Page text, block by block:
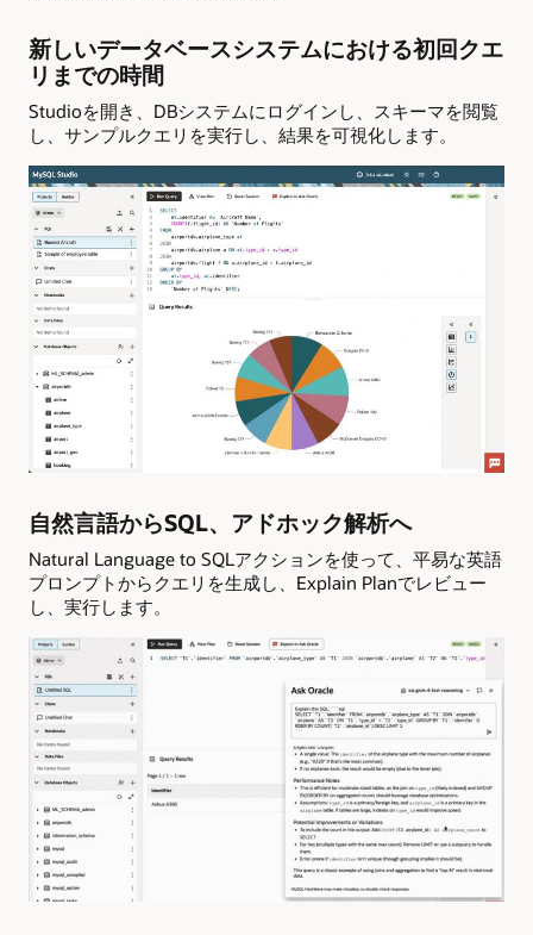
新しいデータベースシステムにおける初回クエ
リまでの時間
Studioを開き、DBシステムにログインし、スキーマを閲覧
し、サンプルクエリを実行し、結果を可視化します。
自然言語からSQL、アドホック解析へ
Natural Language to SQLアクションを使って、平易な英語
プロンプトからクエリを生成し、Explain Planでレビュー
し、実行します。